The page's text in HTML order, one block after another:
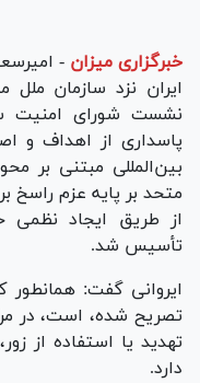
خبرگزاری میزان -
ایران نزد سازمان
نشست شورای امنیت
پاسداری از اهداف و
بین‌المللی مبتنی بر
متحد بر پایه عزم راسخ
از طریق ایجاد نظمی
تأسیس شد.
تصریح شده، است، در
تهدید یا استفاده از
دارد.